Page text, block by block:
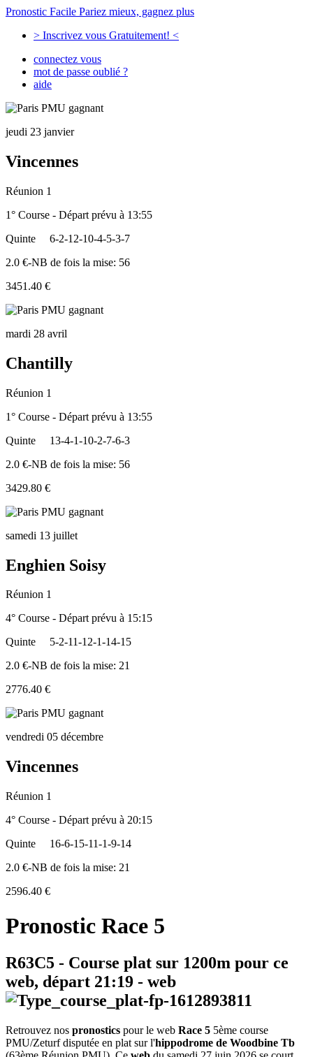
Pronostic Facile Pariez mieux, gagnez plus
> Inscrivez vous Gratuitement! <
connectez vous
mot de passe oublié ?
aide
jeudi 23 janvier
Vincennes
Réunion 1
1° Course - Départ prévu à 13:55
Quinte
6-2-12-10-4-5-3-7
2.0 €-NB de fois la mise: 56
3451.40 €
mardi 28 avril
Chantilly
Réunion 1
1° Course - Départ prévu à 13:55
Quinte
13-4-1-10-2-7-6-3
2.0 €-NB de fois la mise: 56
3429.80 €
samedi 13 juillet
Enghien Soisy
Réunion 1
4° Course - Départ prévu à 15:15
Quinte
5-2-11-12-1-14-15
2.0 €-NB de fois la mise: 21
2776.40 €
vendredi 05 décembre
Vincennes
Réunion 1
4° Course - Départ prévu à 20:15
Quinte
16-6-15-11-1-9-14
2.0 €-NB de fois la mise: 21
2596.40 €
Pronostic Race 5
R63C5 - Course plat sur 1200m pour ce
web, départ 21:19 - web
Retrouvez nos pronostics pour le web Race 5 5ème course
PMU/Zeturf disputée en plat sur l'hippodrome de Woodbine Tb